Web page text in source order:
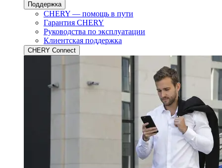
Поддержка
CHERY — помощь в пути
Гарантия CHERY
Руководства по эксплуатации
Клиентская поддержка
CHERY Connect